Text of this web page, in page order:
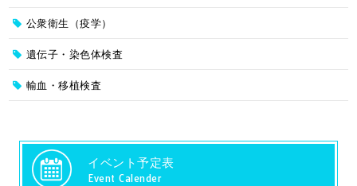
公衆衛生（疫学）
遺伝子・染色体検査
輸血・移植検査
イベント予定表
Event Calender